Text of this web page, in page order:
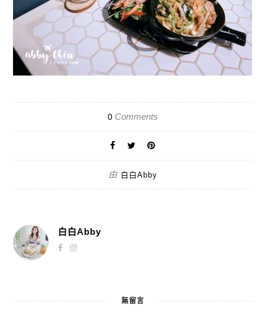
0Comments
由 白白Abby
白白Abby
無留言